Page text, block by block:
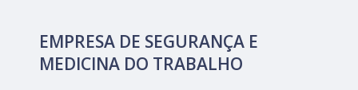
EMPRESA DE SEGURANÇA E
MEDICINA DO TRABALHO